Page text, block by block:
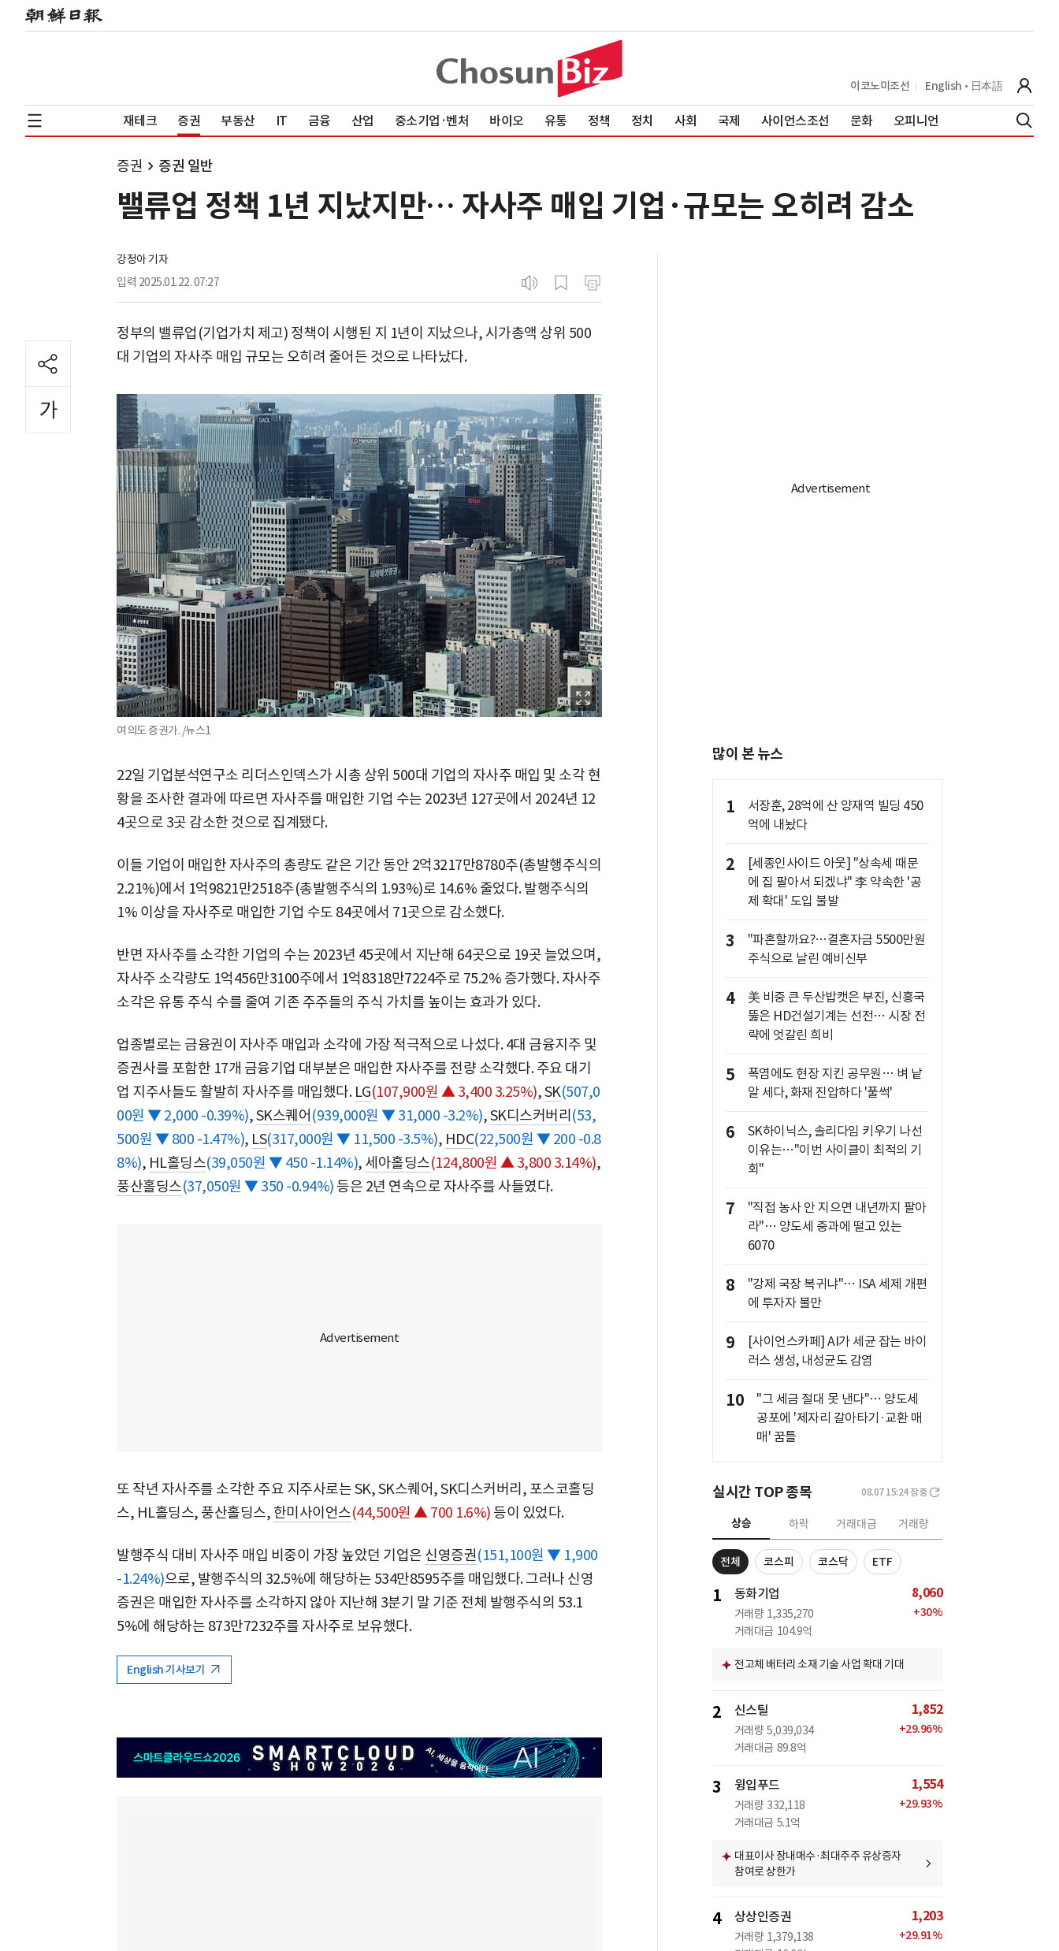
이코노미조선 English 日本語
재테크 증권 부동산 IT 금융 산업 중소기업·벤처 바이오 유통 정책 정치 사회 국제 사이언스조선 문화 오피니언
증권 증권 일반
밸류업 정책 1년 지났지만… 자사주 매입 기업·규모는 오히려 감소
강정아 기자
입력 2025.01.22. 07:27
정부의 밸류업(기업가치 제고) 정책이 시행된 지 1년이 지났으나, 시가총액 상위 500
대 기업의 자사주 매입 규모는 오히려 줄어든 것으로 나타났다.
여의도 증권가. /뉴스1
22일 기업분석연구소 리더스인덱스가 시총 상위 500대 기업의 자사주 매입 및 소각 현
황을 조사한 결과에 따르면 자사주를 매입한 기업 수는 2023년 127곳에서 2024년 12
4곳으로 3곳 감소한 것으로 집계됐다.
이들 기업이 매입한 자사주의 총량도 같은 기간 동안 2억3217만8780주(총발행주식의
2.21%)에서 1억9821만2518주(총발행주식의 1.93%)로 14.6% 줄었다. 발행주식의
1% 이상을 자사주로 매입한 기업 수도 84곳에서 71곳으로 감소했다.
반면 자사주를 소각한 기업의 수는 2023년 45곳에서 지난해 64곳으로 19곳 늘었으며,
자사주 소각량도 1억456만3100주에서 1억8318만7224주로 75.2% 증가했다. 자사주
소각은 유통 주식 수를 줄여 기존 주주들의 주식 가치를 높이는 효과가 있다.
업종별로는 금융권이 자사주 매입과 소각에 가장 적극적으로 나섰다. 4대 금융지주 및
증권사를 포함한 17개 금융기업 대부분은 매입한 자사주를 전량 소각했다. 주요 대기
업 지주사들도 활발히 자사주를 매입했다. LG(107,900원 ▲ 3,400 3.25%),SK(507,0
00원 ▼ 2,000 -0.39%),SK스퀘어 (939,000원 ▼ 31,000 -3.2%),SK디스커버리 (53,
500원 ▼ 800 -1.47%), LS(317,000원 ▼ 11,500 -3.5%), HDC(22,500원 ▼ 200 -0.8
8%), HL홀딩스(39,050원 ▼ 450 -1.14%), 세아홀딩스(124,800원 ▲ 3,800 3.14%),
풍산홀딩스(37,050원 ▼ 350 -0.94%) 등은 2년 연속으로 자사주를 사들였다.
또 작년 자사주를 소각한 주요 지주사로는 SK, SK스퀘어, SK디스커버리, 포스코홀딩
스, HL홀딩스, 풍산홀딩스, 한미사이언스(44,500원 ▲ 700 1.6%) 등이 있었다.
발행주식 대비 자사주 매입 비중이 가장 높았던 기업은 신영증권(151,100원 ▼ 1,900
-1.24%)으로, 발행주식의 32.5%에 해당하는 534만8595주를 매입했다. 그러나 신영
증권은 매입한 자사주를 소각하지 않아 지난해 3분기 말 기준 전체 발행주식의 53.1
5%에 해당하는 873만7232주를 자사주로 보유했다.
English 기사보기
많이 본 뉴스
1
서장훈, 28억에 산 양재역 빌딩 450
억에 내놨다
2
[세종인사이드 아웃] "상속세 때문
에 집 팔아서 되겠냐" 李 약속한 '공
제 확대' 도입 불발
3
"파혼할까요?…결혼자금 5500만원
주식으로 날린 예비신부
4
美 비중 큰 두산밥캣은 부진, 신흥국
뚫은 HD건설기계는 선전… 시장 전
략에 엇갈린 희비
5
폭염에도 현장 지킨 공무원… 벼 낱
알 세다, 화재 진압하다 '풀썩'
6
SK하이닉스, 솔리다임 키우기 나선
이유는…"이번 사이클이 최적의 기
회"
7
"직접 농사 안 지으면 내년까지 팔아
라"… 양도세 중과에 떨고 있는
6070
8
"강제 국장 복귀냐"… ISA 세제 개편
에 투자자 불만
9
[사이언스카페] AI가 세균 잡는 바이
러스 생성, 내성균도 감염
10
"그 세금 절대 못 낸다"… 양도세
공포에 '제자리 갈아타기·교환 매
매' 꿈틀
실시간 TOP 종목 08.07 15:24 장중
상승 하락 거래대금 거래량
전체 코스피 코스닥 ETF
1 동화기업
거래량 1,335,270
거래대금 104.9억
8,060
+30%
전고체 배터리 소재 기술 사업 확대 기대
2 신스틸
거래량 5,039,034
거래대금 89.8억
1,852
+29.96%
3 윙입푸드
거래량 332,118
거래대금 5.1억
1,554
+29.93%
대표이사 장내매수·최대주주 유상증자
참여로 상한가
4 상상인증권
거래량 1,379,138
1,203
+29.91%